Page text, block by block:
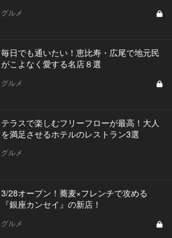
グルメ
毎日でも通いたい！恵比寿・広尾で地元民
がこよなく愛する名店８選
グルメ
テラスで楽しむフリーフローが最高！大人
を満足させるホテルのレストラン3選
グルメ
3/28オープン！蕎麦×フレンチで攻める
『銀座カンセイ』の新店！
グルメ